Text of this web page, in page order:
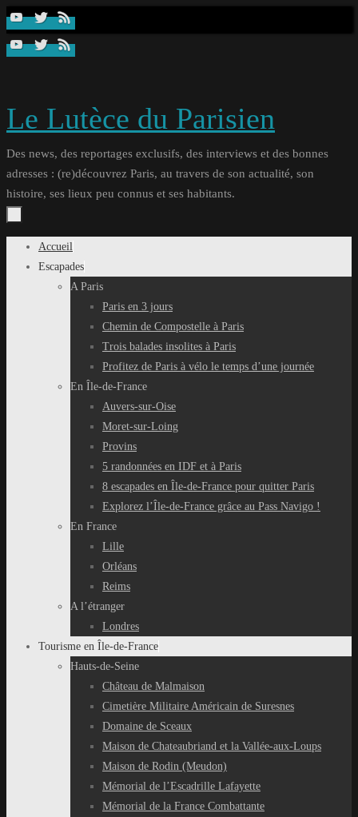
Passer
contenu
Le Lutèce du Parisien
Des news, des reportages exclusifs, des interviews et des bonnes
adresses : (re)découvrez Paris, au travers de son actualité, son
histoire, ses lieux peu connus et ses habitants.
Passer
Accueil
Escapades
A Paris
Paris en 3 jours
Chemin de Compostelle à Paris
Trois balades insolites à Paris
Profitez de Paris à vélo le temps d’une journée
En Île-de-France
Auvers-sur-Oise
Moret-sur-Loing
Provins
5 randonnées en IDF et à Paris
8 escapades en Île-de-France pour quitter Paris
Explorez l’Île-de-France grâce au Pass Navigo !
En France
Lille
Orléans
Reims
A l’étranger
Londres
Tourisme en Île-de-France
Hauts-de-Seine
Château de Malmaison
Cimetière Militaire Américain de Suresnes
Domaine de Sceaux
Maison de Chateaubriand et la Vallée-aux-Loups
Maison de Rodin (Meudon)
Mémorial de l’Escadrille Lafayette
Mémorial de la France Combattante